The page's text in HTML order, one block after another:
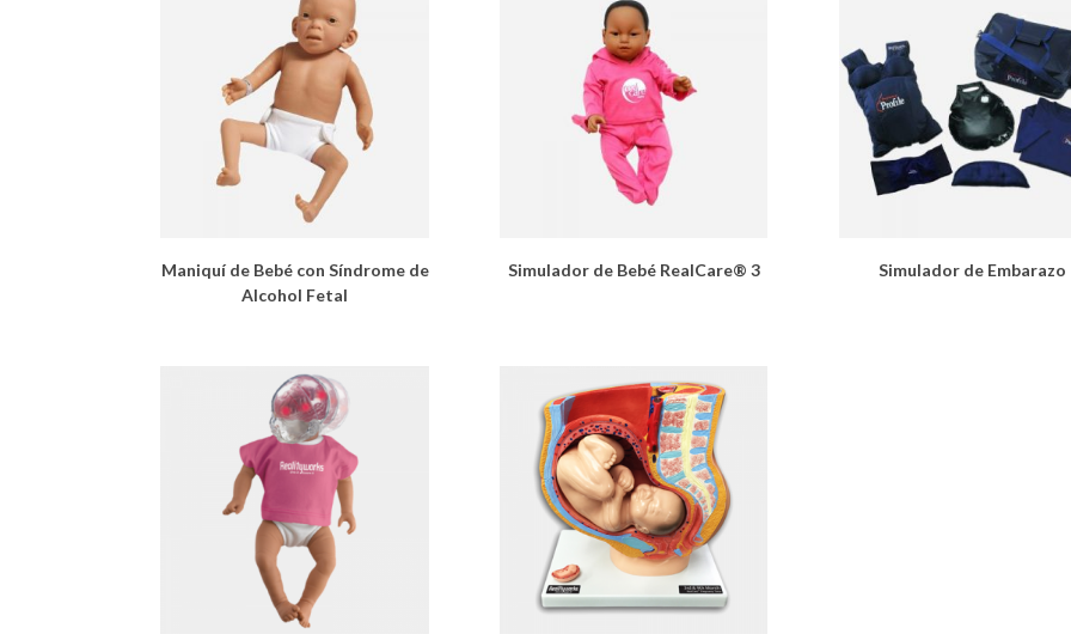
Maniquí de Bebé con Síndrome de
Alcohol Fetal
Simulador de Bebé RealCare® 3 Simulador de Embarazo